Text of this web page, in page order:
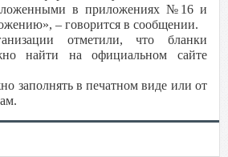
в приложениях №16 и
– говорится в сообщении.
отметили, что бланки
найти на официальном сайте
заполнять в печатном виде или от